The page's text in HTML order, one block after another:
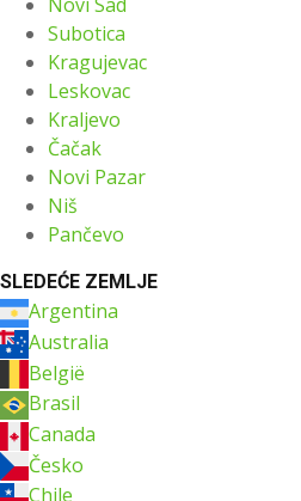
Subotica
Kragujevac
Leskovac
Kraljevo
Čačak
Novi Pazar
Niš
Pančevo
SLEDEĆE ZEMLJE
Argentina
Australia
België
Brasil
Canada
Česko
Chile